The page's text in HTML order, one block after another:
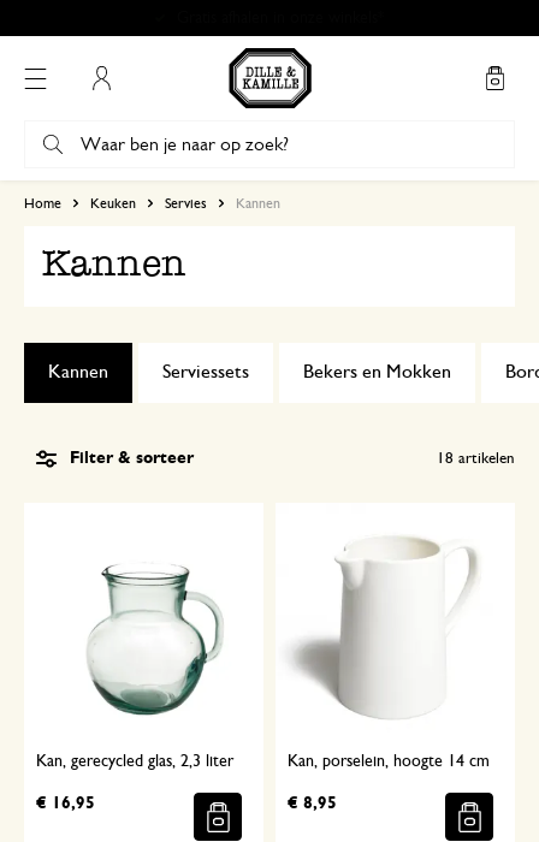
Home Keuken Servies Kannen
Kannen
Serviessets Bekers en Mokken
Kannen
Filter & sorteer 18 artikelen
Kan, gerecycled glas, 2,3 liter
€ 16,95
Kan, porselein, hoogte 14 cm
€ 8,95